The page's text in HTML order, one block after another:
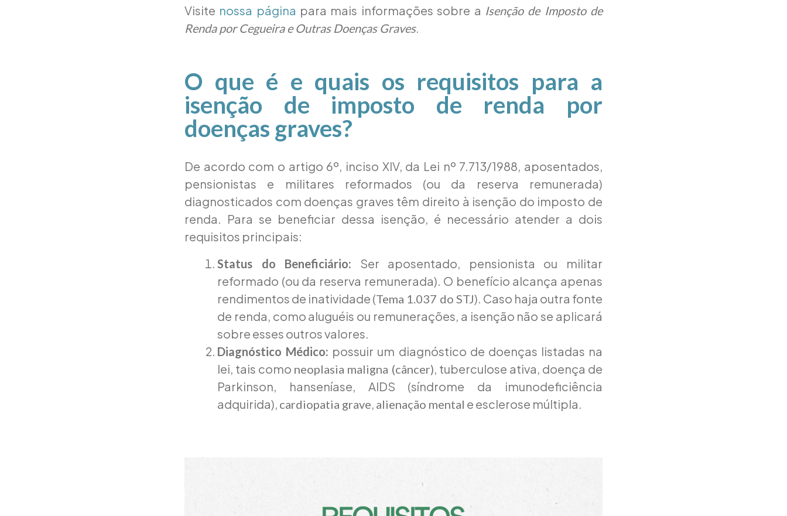
Visite nossa página para mais informações sobre a Isenção de Imposto de
Renda por Cegueira e Outras Doenças Graves.
O que é e quais os requisitos para a
isenção de imposto de renda por
doenças graves?
De acordo com o artigo 6º, inciso XIV, da Lei nº 7.713/1988, aposentados,
pensionistas e militares reformados (ou da reserva remunerada)
diagnosticados com doenças graves têm direito à isenção do imposto de
renda. Para se beneficiar dessa isenção, é necessário atender a dois
requisitos principais:
Status do Beneficiário: Ser aposentado, pensionista ou militar
reformado (ou da reserva remunerada). O benefício alcança apenas
rendimentos de inatividade (Tema 1.037 do STJ). Caso haja outra fonte
de renda, como aluguéis ou remunerações, a isenção não se aplicará
sobre esses outros valores.
Diagnóstico Médico: possuir um diagnóstico de doenças listadas na
lei, tais como neoplasia maligna (câncer), tuberculose ativa, doença de
Parkinson, hanseníase, AIDS (síndrome da imunodeficiência
adquirida), cardiopatia grave, alienação mental e esclerose múltipla.